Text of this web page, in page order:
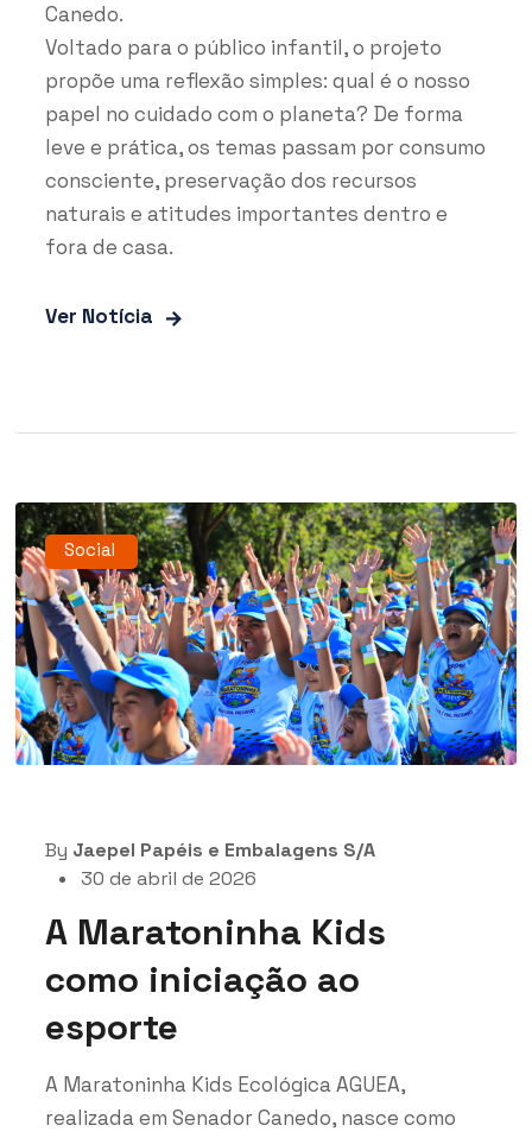
Canedo.
Voltado para o público infantil, o projeto
propõe uma reflexão simples: qual é o nosso
papel no cuidado com o planeta? De forma
leve e prática, os temas passam por consumo
consciente, preservação dos recursos
naturais e atitudes importantes dentro e
fora de casa.
Ver Notícia
Social
By Jaepel Papéis e Embalagens S/A
30 de abril de 2026
A Maratoninha Kids
como iniciação ao
esporte
A Maratoninha Kids Ecológica AGUEA,
realizada em Senador Canedo, nasce como